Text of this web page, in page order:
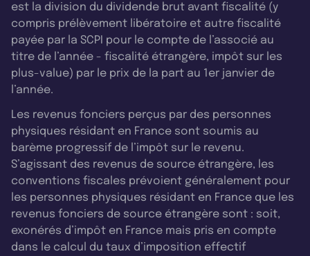
est la division du dividende brut avant fiscalité (y
compris prélèvement libératoire et autre fiscalité
payée par la SCPI pour le compte de l’associé au
titre de l’année - fiscalité étrangère, impôt sur les
plus-value) par le prix de la part au 1er janvier de
l’année.
Les revenus fonciers perçus par des personnes
physiques résidant en France sont soumis au
barème progressif de l’impôt sur le revenu.
S’agissant des revenus de source étrangère, les
conventions fiscales prévoient généralement pour
les personnes physiques résidant en France que les
revenus fonciers de source étrangère sont : soit,
exonérés d’impôt en France mais pris en compte
dans le calcul du taux d’imposition effectif